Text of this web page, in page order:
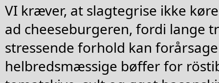
VI kræver, at slagtegrise ikke
ad cheeseburgeren, fordi lange
stressende forhold kan
helbredsmæssige bøffer for